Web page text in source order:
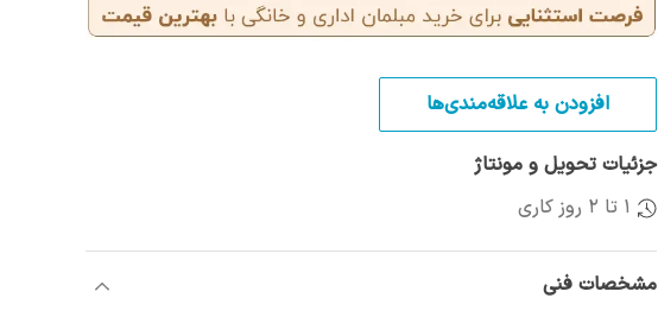
افزودن به علاقه‌مندی‌ها
جزئیات تحویل و مونتاژ
1 تا 2 روز کاری
مشخصات فنی